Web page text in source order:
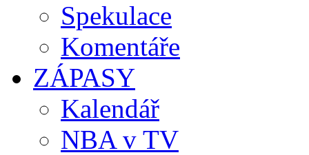
Spekulace
Komentáře
ZÁPASY
Kalendář
NBA v TV